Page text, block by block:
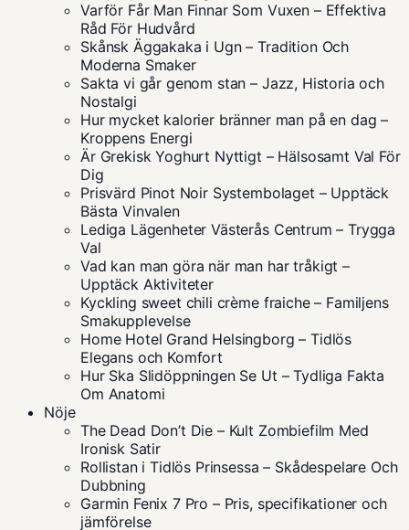
Varför Får Man Finnar Som Vuxen – Effektiva
Råd För Hudvård
Skånsk Äggakaka i Ugn – Tradition Och
Moderna Smaker
Sakta vi går genom stan – Jazz, Historia och
Nostalgi
Hur mycket kalorier bränner man på en dag –
Kroppens Energi
Är Grekisk Yoghurt Nyttigt – Hälsosamt Val För
Dig
Prisvärd Pinot Noir Systembolaget – Upptäck
Bästa Vinvalen
Lediga Lägenheter Västerås Centrum – Trygga
Val
Vad kan man göra när man har tråkigt –
Upptäck Aktiviteter
Kyckling sweet chili crème fraiche – Familjens
Smakupplevelse
Home Hotel Grand Helsingborg – Tidlös
Elegans och Komfort
Hur Ska Slidöppningen Se Ut – Tydliga Fakta
Om Anatomi
Nöje
The Dead Don’t Die – Kult Zombiefilm Med
Ironisk Satir
Rollistan i Tidlös Prinsessa – Skådespelare Och
Dubbning
Garmin Fenix 7 Pro – Pris, specifikationer och
jämförelse